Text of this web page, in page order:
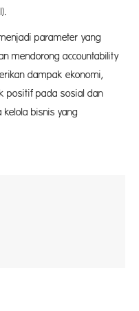
parameter yang
mendorong accountability
dampak ekonomi,
positif pada sosial dan
bisnis yang